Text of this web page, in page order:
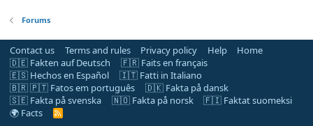
Forums
Contact us Terms and rules Privacy policy Help
Home
🇩🇪 Fakten auf Deutsch
🇫🇷 Faits en français
🇪🇸 Hechos en Español
🇮🇹 Fatti in Italiano
🇧🇷 🇵🇹 Fatos em português
🇩🇰 Fakta på dansk
🇸🇪 Fakta på svenska
🇳🇴 Fakta på norsk
🇫🇮 Faktat suomeksi
🌍 Facts
R